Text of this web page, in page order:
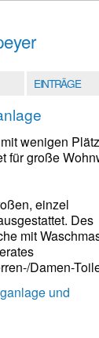
EINTRÄGE
wenigen
für große
einzel
Des
mit
Damen-
und